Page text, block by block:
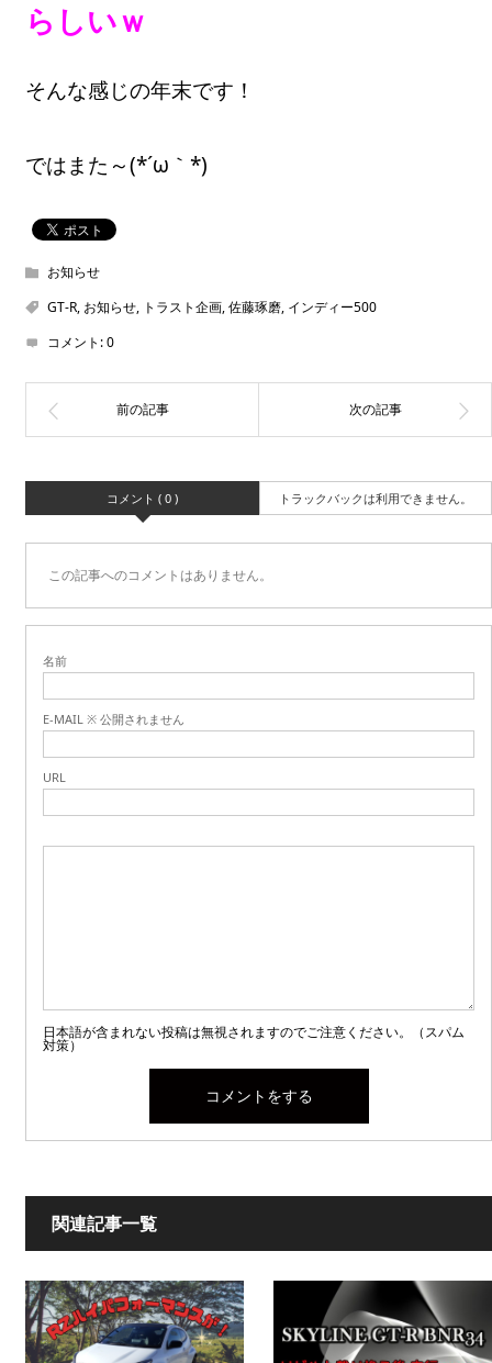
らしいｗ
そんな感じの年末です！
ではまた～(*´ω｀*)
お知らせ
GT-R, お知らせ, トラスト企画,佐藤琢磨, インディー500
コメント:0
コメント ( 0 ) トラックバックは利用できません。
この記事へのコメントはありません。
名前
E-MAIL ※ 公開されません
URL
日本語が含まれない投稿は無視されますのでご注意ください。（スパム
対策）
関連記事一覧